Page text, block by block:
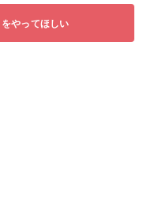
やってほしい